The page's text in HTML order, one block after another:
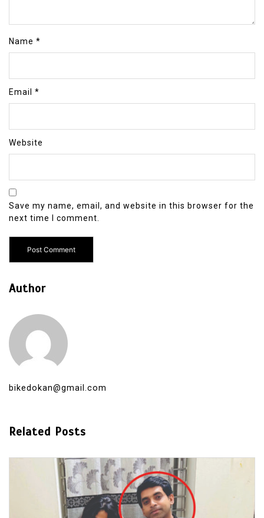
Name *
Email *
Website
Save my name, email, and website in this browser for the
next time I comment.
Author
bikedokan@gmail.com
Related Posts